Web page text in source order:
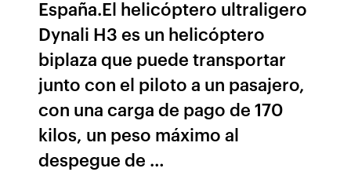
España.El helicóptero ultraligero
Dynali H3 es un helicóptero
biplaza que puede transportar
junto con el piloto a un pasajero,
con una carga de pago de 170
kilos, un peso máximo al
despegue de …